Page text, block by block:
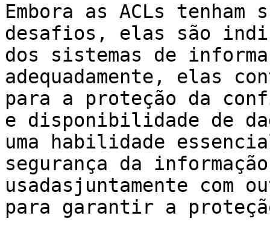
Embora as ACLs tenham
desafios, elas são
dos sistemas de
adequadamente, elas
para a proteção da
e disponibilidade de
uma habilidade
segurança da
usadasjuntamente com
para garantir a